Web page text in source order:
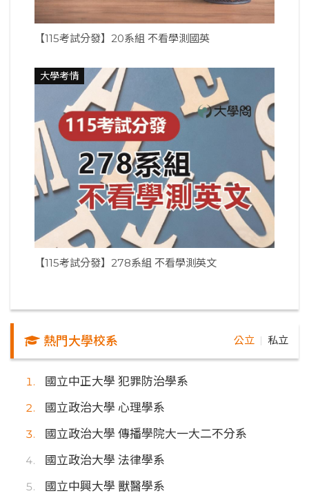
【115考試分發】20系組 不看學測國英
大學考情
【115考試分發】278系組 不看學測英文
熱門大學校系 公立 私立
國立中正大學 犯罪防治學系
國立政治大學 心理學系
國立政治大學 傳播學院大一大二不分系
國立政治大學 法律學系
國立中興大學 獸醫學系